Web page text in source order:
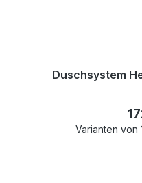
Duschsystem
Varianten von